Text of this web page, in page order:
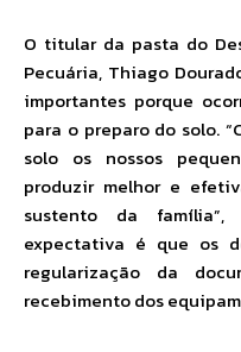
O titular da pasta do
Pecuária, Thiago
importantes porque
para o preparo do solo.
solo os nossos
produzir melhor e
sustento da
expectativa é que os
regularização da
recebimento dos